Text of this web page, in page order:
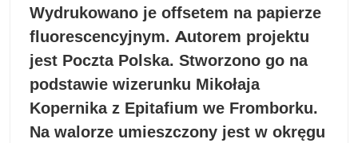
Wydrukowano je offsetem na papierze
fluorescencyjnym. Autorem projektu
jest Poczta Polska. Stworzono go na
podstawie wizerunku Mikołaja
Kopernika z Epitafium we Fromborku.
Na walorze umieszczony jest w okręgu